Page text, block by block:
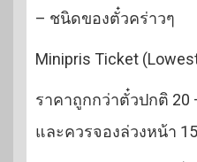
– ชนิดของตั๋วคร่าวๆ
Minipris Ticket
ราคาถูกกว่าตั๋วปกติ 20
และควรจองล่วงหน้า